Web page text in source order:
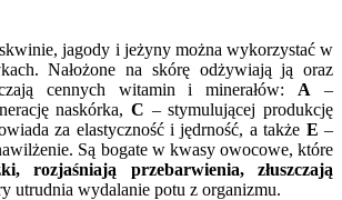
jagody i jeżyny można wykorzystać w
Nałożone na skórę odżywiają ją oraz
cennych witamin i minerałów: A –
naskórka, C – stymulującej produkcję
za elastyczność i jędrność, a także E –
Są bogate w kwasy owocowe, które
rozjaśniają przebarwienia, złuszczają
utrudnia wydalanie potu z organizmu.